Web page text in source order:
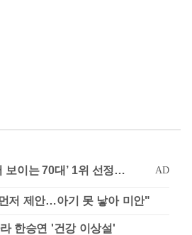
저 제안…아기 못 낳아 미안"
한승연 '건강 이상설'